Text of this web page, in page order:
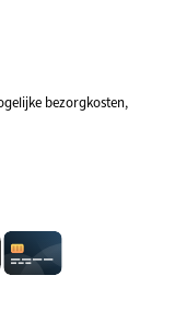
bezorgkosten,